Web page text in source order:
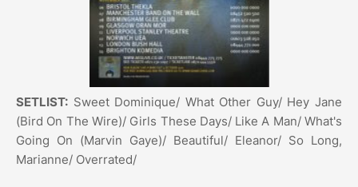
SETLIST: Sweet Dominique/ What Other Guy/ Hey Jane
(Bird On The Wire)/ Girls These Days/ Like A Man/ What's
Going On (Marvin Gaye)/ Beautiful/ Eleanor/ So Long,
Marianne/ Overrated/